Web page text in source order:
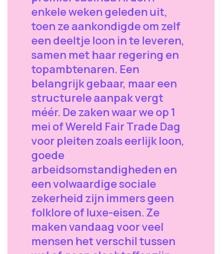
enkele weken geleden uit,
toen ze aankondigde om zelf
een deeltje loon in te leveren,
samen met haar regering en
topambtenaren. Een
belangrijk gebaar, maar een
structurele aanpak vergt
méér. De zaken waar we op 1
mei of Wereld Fair Trade Dag
voor pleiten zoals eerlijk loon,
goede
arbeidsomstandigheden en
een volwaardige sociale
zekerheid zijn immers geen
folklore of luxe-eisen. Ze
maken vandaag voor veel
mensen het verschil tussen